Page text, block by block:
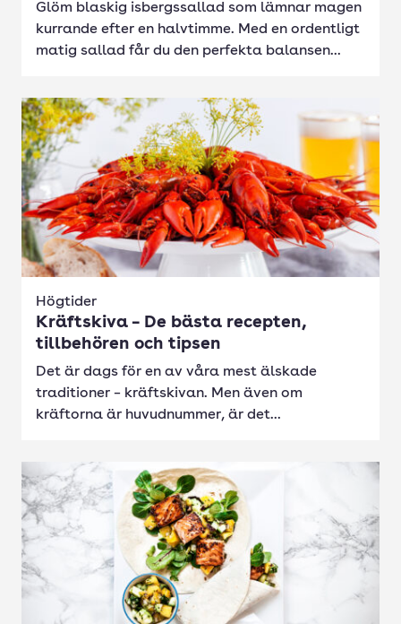
Glöm blaskig isbergssallad som lämnar magen
kurrande efter en halvtimme. Med en ordentligt
matig sallad får du den perfekta balansen...
Högtider
Kräftskiva – De bästa recepten,
tillbehören och tipsen
Det är dags för en av våra mest älskade
traditioner – kräftskivan. Men även om
kräftorna är huvudnummer, är det...